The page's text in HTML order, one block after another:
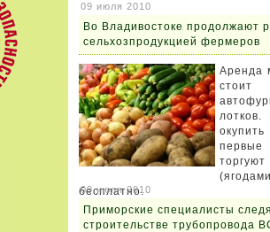
09 июля 2010
Во Владивостоке продолжают
сельхозпродукцией фермеров
Аренда
лотков.
первые
бесплатно.
09 июля 2010
Приморские специалисты
строительстве трубопровода